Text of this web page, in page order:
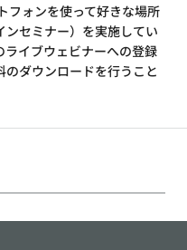
フォンを使って好きな場所
セミナー）を実施してい
ライブウェビナーへの登録
ダウンロードを行うこと